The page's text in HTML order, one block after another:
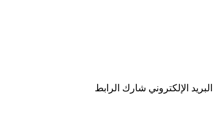
البريد الإلكتروني شارك الرابط